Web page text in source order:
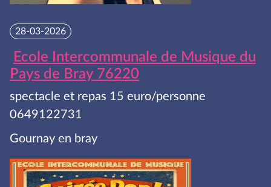
28-03-2026
Ecole Intercommunale de Musique du
Pays de Bray 76220
spectacle et repas 15 euro/personne
0649122731
Gournay en bray